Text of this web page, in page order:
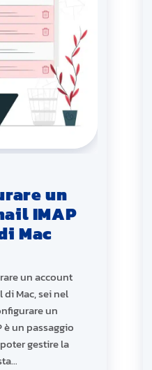
un
IMAP
Mac
un account
di Mac, sei nel
un
un passaggio
gestire la